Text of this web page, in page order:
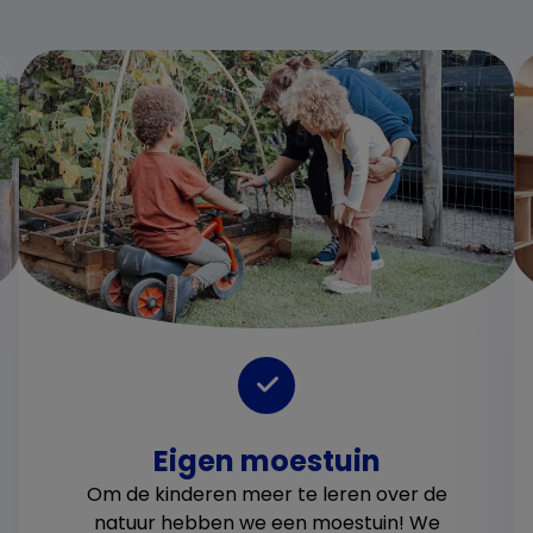
Eigen moestuin
Om de kinderen meer te leren over de
natuur hebben we een moestuin! We